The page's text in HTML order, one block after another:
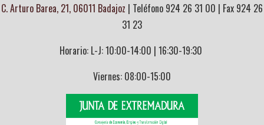
C. Arturo Barea, 21, 06011 Badajoz | Teléfono 924 26 31 00 | Fax 924 26
31 23
Horario: L-J: 10:00-14:00 | 16:30-19:30
Viernes: 08:00-15:00